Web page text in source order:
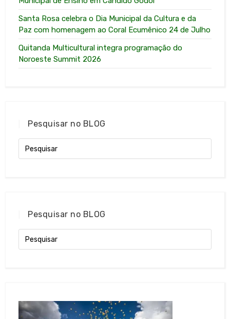
Santa Rosa celebra o Dia Municipal da Cultura e da
Paz com homenagem ao Coral Ecumênico 24 de Julho
Quitanda Multicultural integra programação do
Noroeste Summit 2026
Pesquisar no BLOG
Pesquisar no BLOG